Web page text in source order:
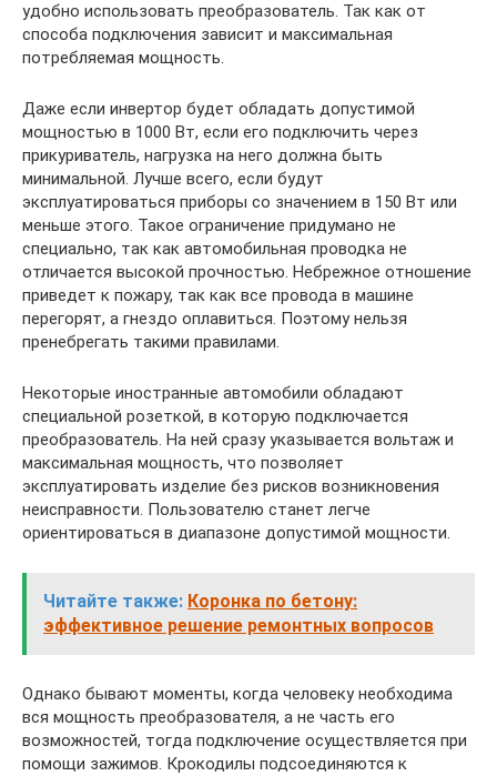
удобно использовать преобразователь. Так как от
способа подключения зависит и максимальная
потребляемая мощность.
Даже если инвертор будет обладать допустимой
мощностью в 1000 Вт, если его подключить через
прикуриватель, нагрузка на него должна быть
минимальной. Лучше всего, если будут
эксплуатироваться приборы со значением в 150 Вт или
меньше этого. Такое ограничение придумано не
специально, так как автомобильная проводка не
отличается высокой прочностью. Небрежное отношение
приведет к пожару, так как все провода в машине
перегорят, а гнездо оплавиться. Поэтому нельзя
пренебрегать такими правилами.
Некоторые иностранные автомобили обладают
специальной розеткой, в которую подключается
преобразователь. На ней сразу указывается вольтаж и
максимальная мощность, что позволяет
эксплуатировать изделие без рисков возникновения
неисправности. Пользователю станет легче
ориентироваться в диапазоне допустимой мощности.
Читайте также: Коронка по бетону:
эффективное решение ремонтных вопросов
Однако бывают моменты, когда человеку необходима
вся мощность преобразователя, а не часть его
возможностей, тогда подключение осуществляется при
помощи зажимов. Крокодилы подсоединяются к